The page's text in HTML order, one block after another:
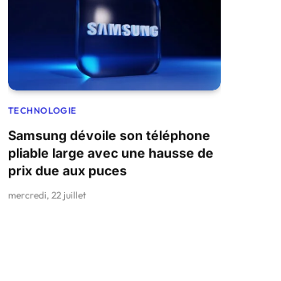
TECHNOLOGIE
Samsung dévoile son téléphone
pliable large avec une hausse de
prix due aux puces
mercredi, 22 juillet